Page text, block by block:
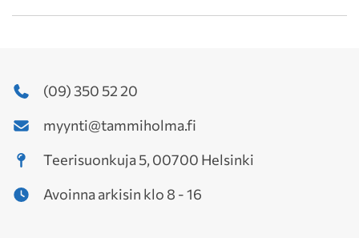
(09) 350 52 20
myynti@tammiholma.fi
Teerisuonkuja 5, 00700 Helsinki
Avoinna arkisin klo 8 - 16